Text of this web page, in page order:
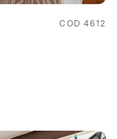
COD 4612